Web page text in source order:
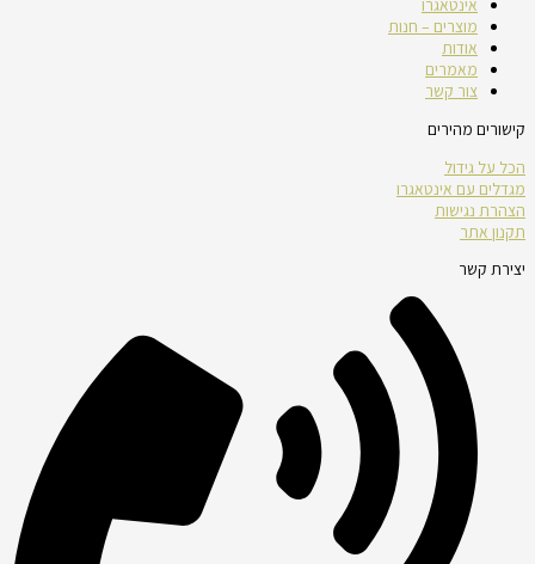
אינטאגרו
מוצרים – חנות
אודות
מאמרים
צור קשר
קישורים מהירים
הכל על גידול
מגדלים עם אינטאגרו
הצהרת נגישות
תקנון אתר
יצירת קשר